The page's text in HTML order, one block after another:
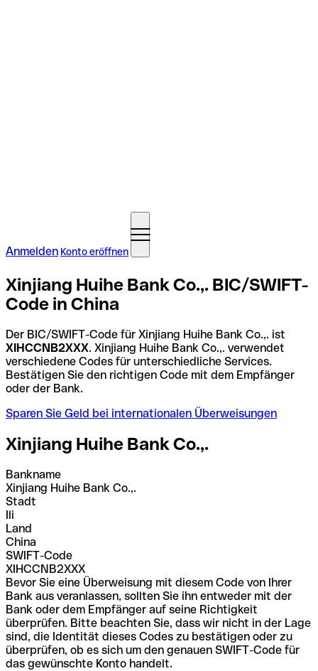
Anmelden Konto eröffnen
Xinjiang Huihe Bank Co.,. BIC/SWIFT-
Code in China
Der BIC/SWIFT-Code für Xinjiang Huihe Bank Co.,. ist
XIHCCNB2XXX. Xinjiang Huihe Bank Co.,. verwendet
verschiedene Codes für unterschiedliche Services.
Bestätigen Sie den richtigen Code mit dem Empfänger
oder der Bank.
Sparen Sie Geld bei internationalen Überweisungen
Xinjiang Huihe Bank Co.,.
Bankname
Xinjiang Huihe Bank Co.,.
Stadt
Ili
Land
China
SWIFT-Code
XIHCCNB2XXX
Bevor Sie eine Überweisung mit diesem Code von Ihrer
Bank aus veranlassen, sollten Sie ihn entweder mit der
Bank oder dem Empfänger auf seine Richtigkeit
überprüfen. Bitte beachten Sie, dass wir nicht in der Lage
sind, die Identität dieses Codes zu bestätigen oder zu
überprüfen, ob es sich um den genauen SWIFT-Code für
das gewünschte Konto handelt.